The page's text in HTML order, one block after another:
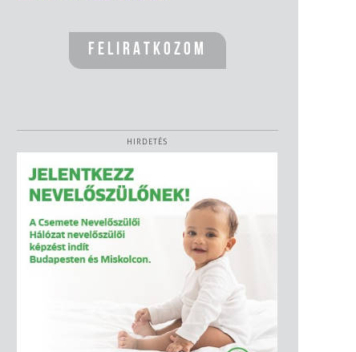
HIRDETÉS